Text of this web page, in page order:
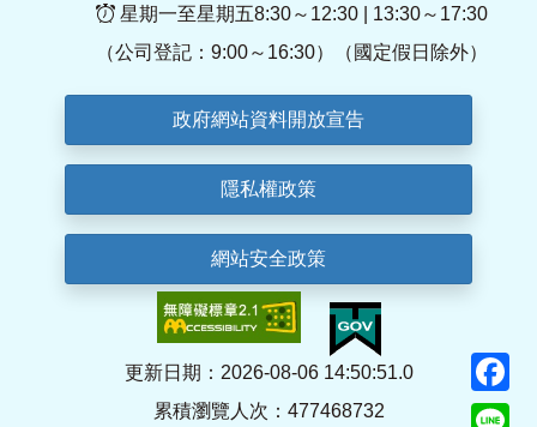
星期一至星期五8:30～12:30 | 13:30～17:30
（公司登記：9:00～16:30）（國定假日除外）
政府網站資料開放宣告
隱私權政策
網站安全政策
更新日期：2026-08-06 14:50:51.0
累積瀏覽人次：477468732